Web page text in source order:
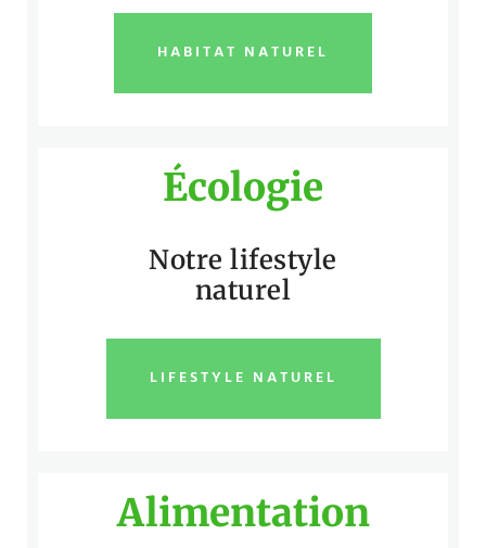
HABITAT NATUREL
Écologie
Notre lifestyle
naturel
LIFESTYLE NATUREL
Alimentation